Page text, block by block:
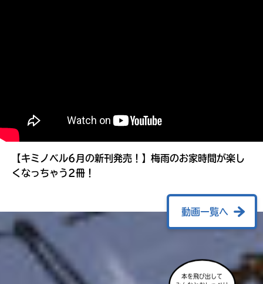
【キミノベル6月の新刊発売！】梅雨のお家時間が楽し
くなっちゃう2冊！
動画一覧へ
本を飛び出して
みんなとおしゃべり